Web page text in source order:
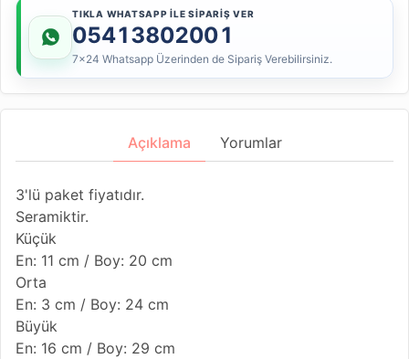
TIKLA WHATSAPP İLE SİPARİŞ VER
05413802001
7x24 Whatsapp Üzerinden de Sipariş Verebilirsiniz.
Açıklama Yorumlar
3'lü paket fiyatıdır.
Seramiktir.
Küçük
En: 11 cm / Boy: 20 cm
Orta
En: 3 cm / Boy: 24 cm
Büyük
En: 16 cm / Boy: 29 cm